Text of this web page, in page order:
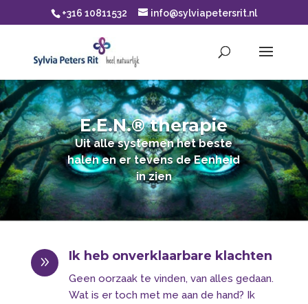
+316 10811532 info@sylviapetersrit.nl
E.E.N.® therapie
Uit alle systemen het beste
halen en er tevens de Eenheid
in zien
9 Ik heb onverklaarbare klachten
Geen oorzaak te vinden, van alles gedaan.
Wat is er toch met me aan de hand? Ik